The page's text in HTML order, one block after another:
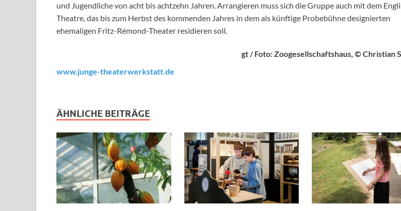
und Jugendliche von acht bis achtzehn Jahren. Arrangieren muss sich die Gruppe auch mit dem
Theatre, das bis zum Herbst des kommenden Jahres in dem als künftige Probebühne designierten
ehemaligen Fritz-Rémond-Theater residieren soll.
gt / Foto: Zoogesellschaftshaus, © Christian
www.junge-theaterwerkstatt.de
ÄHNLICHE BEITRÄGE